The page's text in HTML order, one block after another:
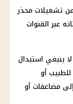
تشغيلات محذر
عبر القنوات
ينبغي استبدال
للطبيب أو
مضاعفات أو